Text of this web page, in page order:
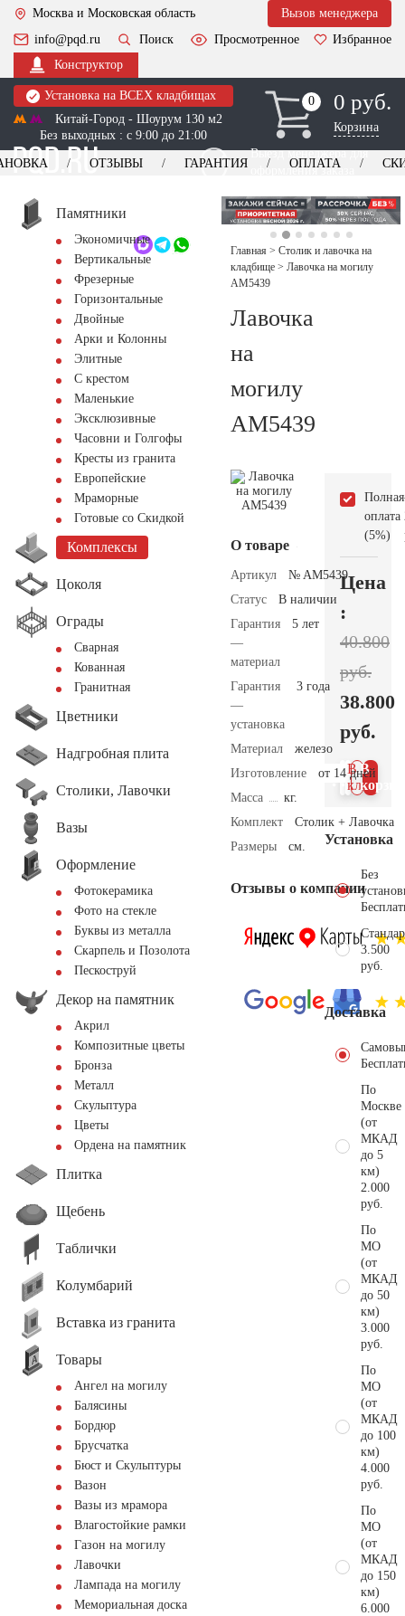
Москва и Московская область
Вызов менеджера
info@pqd.ru
Поиск Просмотренное
Избранное
Конструктор
Установка на ВСЕХ кладбищах
Китай-Город - Шоурум 130 м2
Без выходных : с 9:00 до 21:00
0
0 0 руб.
Корзина
Выезд менеджера для
оформления заказа
+7 (495) 518-44-23
Обратный звонок
ОТЗЫВЫ ГАРАНТИЯ ОПЛАТА
Памятники
Экономичные
Вертикальные
Фрезерные
Горизонтальные
Двойные
Арки и Колонны
Элитные
С крестом
Маленькие
Эксклюзивные
Часовни и Голгофы
Кресты из гранита
Европейские
Мраморные
Готовые со Скидкой
Комплексы
Цоколя
Ограды
Сварная
Кованная
Гранитная
Цветники
Надгробная плита
Столики, Лавочки
Вазы
Оформление
Фотокерамика
Фото на стекле
Буквы из металла
Скарпель и Позолота
Пескоструй
Декор на памятник
Акрил
Композитные цветы
Бронза
Металл
Скульптура
Цветы
Ордена на памятник
Плитка
Щебень
Таблички
Колумбарий
Вставка из гранита
Товары
Ангел на могилу
Балясины
Бордюр
Брусчатка
Бюст и Скульптуры
Вазон
Вазы из мрамора
Влагостойкие рамки
Газон на могилу
Лавочки
Лампада на могилу
Мемориальная доска
Главная > Столик и лавочка на
кладбище > Лавочка на могилу
AM5439
Лавочка
на
могилу
AM5439
О товаре
Артикул
№ AM5439
Статус
В наличии
Гарантия
—
материал
5 лет
Гарантия
—
установка
3 года
Материал
железо
Изготовление
от 14 дней
Масса
кг.
Комплект
Столик + Лавочка
Размеры
см.
Отзывы о компании
Полная
оплата
(5%)
Цена
:
40.800
руб.
38.800
руб.
В
В 1
клик
Установка
Без
3.500
руб.
Доставка
По
Москве
(от
МКАД
до 5
км)
2.000
руб.
По
МО
(от
МКАД
до 50
км)
3.000
руб.
По
МО
(от
МКАД
до 100
км)
4.000
руб.
По
МО
(от
МКАД
до 150
км)
6.000